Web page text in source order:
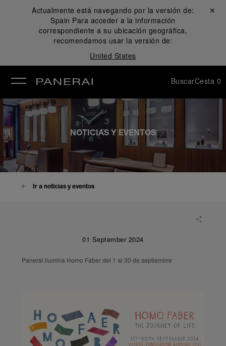
Actualmente está navegando por la versión de:
Spain Para acceder a la información
correspondiente a su ubicación geográfica,
recomendamos usar la versión de:
United States
Cerrar ✕
BuscarCesta 0
NOTICIAS Y EVENTOS
Ir a noticias y eventos
01 September 2024
Panerai ilumina Homo Faber del 1 al 30 de septiembre